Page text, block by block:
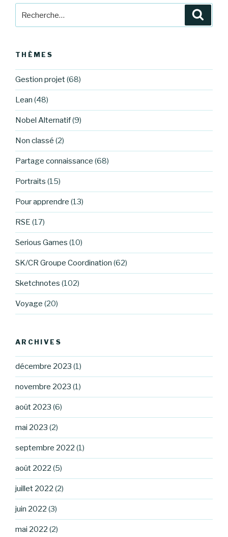
THÈMES
Gestion projet(68)
Lean (48)
Nobel Alternatif(9)
Non classé (2)
Partage connaissance (68)
Portraits (15)
Pour apprendre (13)
RSE (17)
Serious Games (10)
SK/CR Groupe Coordination (62)
Sketchnotes (102)
Voyage (20)
ARCHIVES
décembre 2023 (1)
novembre 2023 (1)
août 2023 (6)
mai 2023 (2)
septembre 2022 (1)
août 2022 (5)
juillet 2022 (2)
juin 2022 (3)
mai 2022 (2)